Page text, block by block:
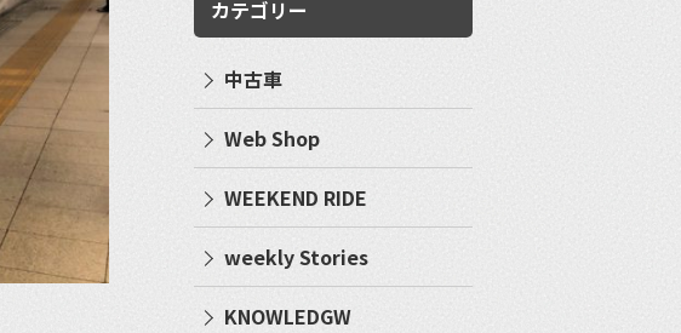
カテゴリー
中古車
Web Shop
WEEKEND RIDE
weekly Stories
KNOWLEDGW